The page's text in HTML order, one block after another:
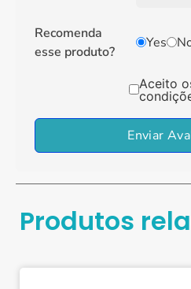
Recomenda
esse produto?
Yes
Aceito
Enviar
Produtos